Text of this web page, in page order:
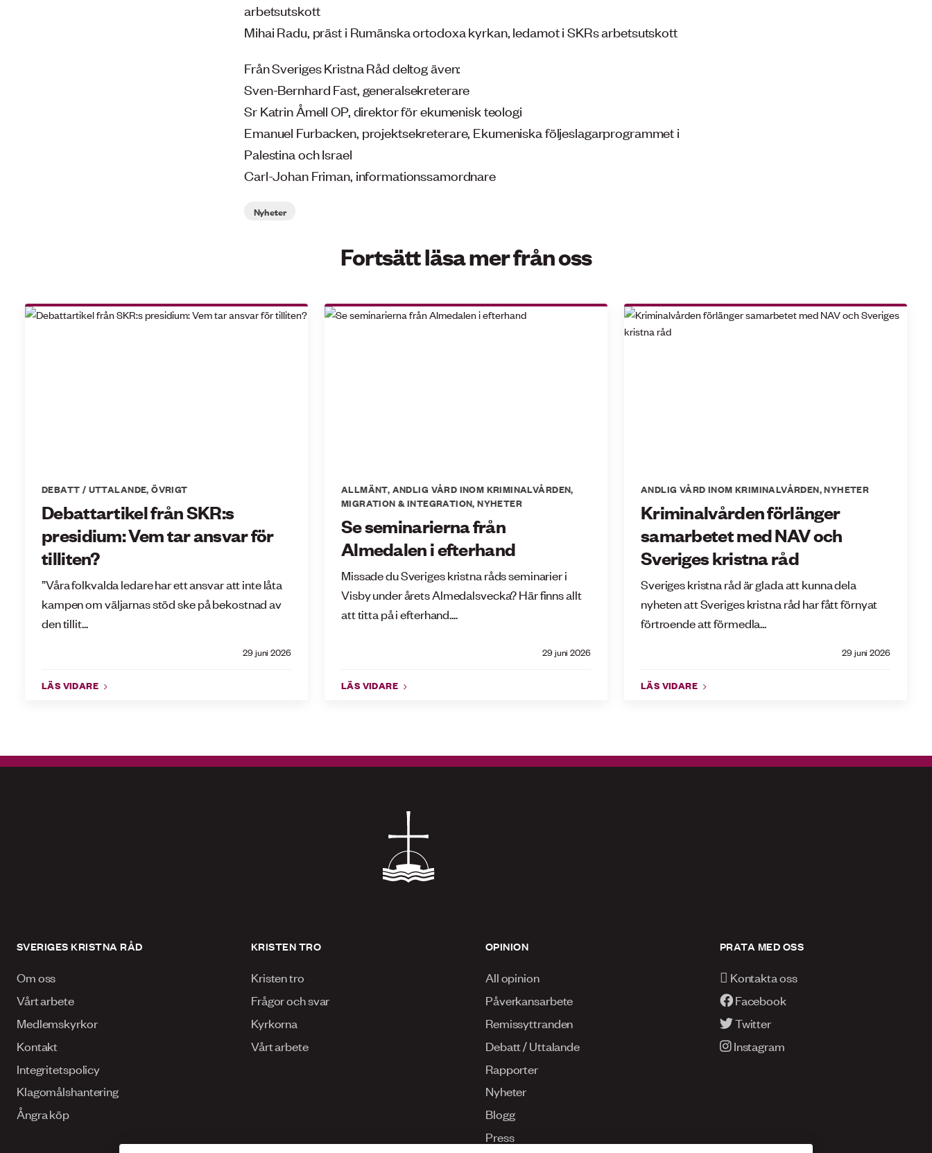
arbetsutskott
Mihai Radu, präst i Rumänska ortodoxa kyrkan, ledamot i SKRs arbetsutskott
Från Sveriges Kristna Råd deltog även:
Sven-Bernhard Fast, generalsekreterare
Sr Katrin Åmell OP, direktor för ekumenisk teologi
Emanuel Furbacken, projektsekreterare, Ekumeniska följeslagarprogrammet i
Palestina och Israel
Carl-Johan Friman, informationssamordnare
Nyheter
Fortsätt läsa mer från oss
DEBATT / UTTALANDE,ÖVRIGT
Debattartikel från SKR:s
presidium: Vem tar ansvar för
tilliten?
29 juni 2026
”Våra folkvalda ledare har ett ansvar att inte låta
kampen om väljarnas stöd ske på bekostnad av
den tillit...
LÄS VIDARE
ALLMÄNT, ANDLIG VÅRD INOM KRIMINALVÅRDEN,
MIGRATION & INTEGRATION,NYHETER
Se seminarierna från
Almedalen i efterhand
29 juni 2026
Missade du Sveriges kristna råds seminarier i
Visby under årets Almedalsvecka? Här finns allt
att titta på i efterhand....
LÄS VIDARE
ANDLIG VÅRD INOM KRIMINALVÅRDEN,NYHETER
Kriminalvården förlänger
samarbetet med NAV och
Sveriges kristna råd
29 juni 2026
Sveriges kristna råd är glada att kunna dela
nyheten att Sveriges kristna råd har fått förnyat
förtroende att förmedla...
LÄS VIDARE
SVERIGES KRISTNA RÅD
Om oss
Vårt arbete
Medlemskyrkor
Kontakt
Integritetspolicy
Klagomålshantering
Ångra köp
KRISTEN TRO
Kristen tro
Frågor och svar
Kyrkorna
Vårt arbete
OPINION
All opinion
Påverkansarbete
Remissyttranden
Debatt / Uttalande
Rapporter
Nyheter
Blogg
Press
PRATA MED OSS
Kontakta oss
Facebook
Twitter
Instagram